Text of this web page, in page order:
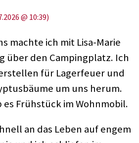
@ 10:39)
machte ich mit Lisa-Marie
über den Campingplatz. Ich
für Lagerfeuer und
um uns herum.
Frühstück im Wohnmobil.
an das Leben auf engem